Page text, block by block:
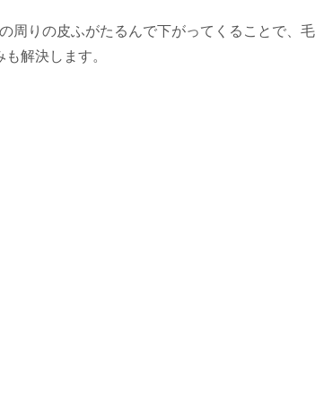
周りの皮ふがたるんで下がってくることで、毛
解決します。